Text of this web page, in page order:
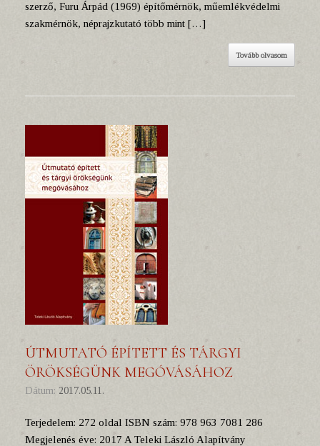
szerző, Furu Árpád (1969) építőmérnök, műemlékvédelmi
szakmérnök, néprajzkutató több mint […]
Tovább olvasom
ÚTMUTATÓ ÉPÍTETT ÉS TÁRGYI
ÖRÖKSÉGÜNK MEGÓVÁSÁHOZ
Dátum: 2017.05.11.
Terjedelem: 272 oldal ISBN szám: 978 963 7081 286
Megjelenés éve: 2017 A Teleki László Alapítvány